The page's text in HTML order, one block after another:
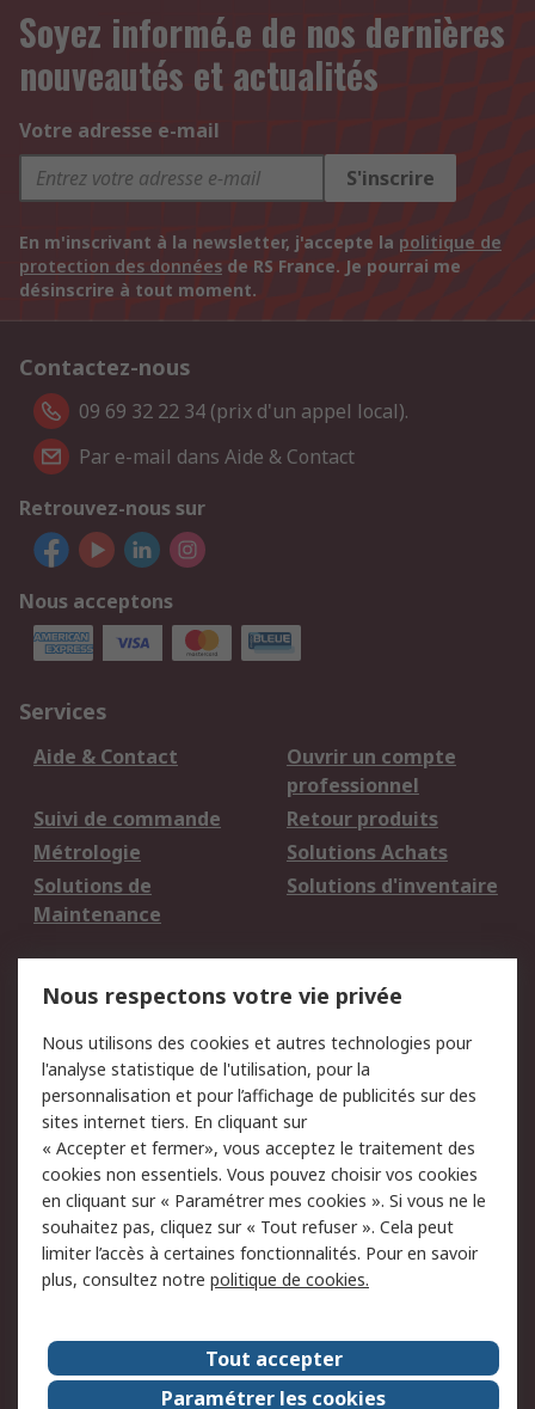
Soyez informé.e de nos dernières
nouveautés et actualités
Votre adresse e-mail
S'inscrire
En m'inscrivant à la newsletter, j'accepte la politique de
protection des données de RS France. Je pourrai me
désinscrire à tout moment.
Contactez-nous
09 69 32 22 34 (prix d'un appel local).
Par e-mail dans Aide & Contact
Retrouvez-nous sur
Nous acceptons
Services
Aide & Contact
Ouvrir un compte
professionnel
Suivi de commande
Retour produits
Métrologie
Solutions Achats
Solutions de
Maintenance
Solutions d'inventaire
du site
Politique de protection
des données - Mise à
jour
Sécurité des E-mails
Conditions générales
de vente
Politique anti-
corruption
Campagnes marketing
A propos de RS
A propos de RS France
Evénements
Le groupe RS Group Plc
Presse
Nous respectons votre vie privée
Nous utilisons des cookies et autres technologies pour
l'analyse statistique de l'utilisation, pour la
personnalisation et pour l’affichage de publicités sur des
sites internet tiers. En cliquant sur
« Accepter et fermer», vous acceptez le traitement des
cookies non essentiels. Vous pouvez choisir vos cookies
en cliquant sur « Paramétrer mes cookies ». Si vous ne le
souhaitez pas, cliquez sur « Tout refuser ». Cela peut
limiter l’accès à certaines fonctionnalités. Pour en savoir
plus, consultez notre politique de cookies.
Tout accepter
Paramétrer les cookies